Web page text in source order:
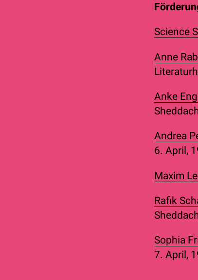
Science
Anne
Anke
Andrea
6. April,
Maxim
Rafik
Sophia
7. April,